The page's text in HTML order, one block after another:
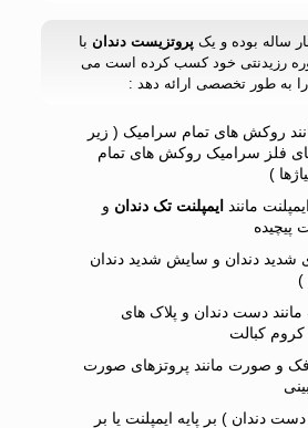
ساله بوده و یک پروتزیست دندان با
رزیدنتی خود کسب کرده است می
را به طور تخصصی ارائه دهد :
روکش های تمام سرامیک ( زیر
فلز سرامیک روکش های تمام
)
مانند
ایمپلنت تک دندان و
پیچیده
شدید دندان و سایش شدید دندان
)
مانند دست دندان و پلاک های
کروم کبالت
فک و صورت مانند پروتزهای صورت
دست دندان ) بر پایه ایمپلنت یا بر